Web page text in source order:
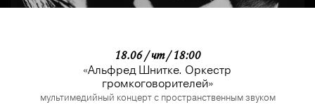
18.06 / чт / 18:00
«Альфред Шнитке. Оркестр
громкоговорителей»
мультимедийный концерт с пространственным звуком